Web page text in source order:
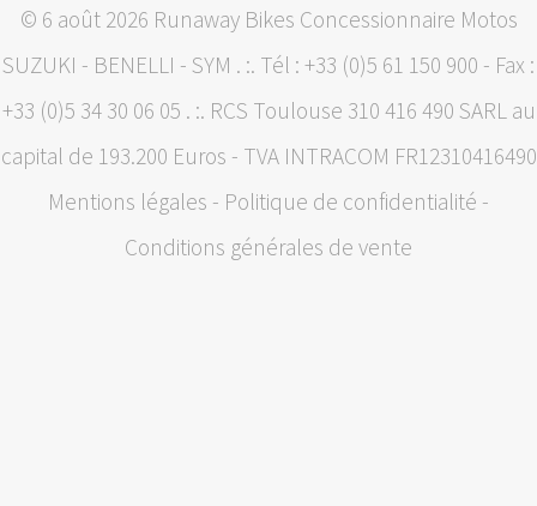
© 6 août 2026 Runaway Bikes Concessionnaire Motos
SUZUKI - BENELLI - SYM . :. Tél : +33 (0)5 61 150 900 - Fax :
+33 (0)5 34 30 06 05 . :. RCS Toulouse 310 416 490 SARL au
capital de 193.200 Euros - TVA INTRACOM FR12310416490
Mentions légales - Politique de confidentialité -
Conditions générales de vente